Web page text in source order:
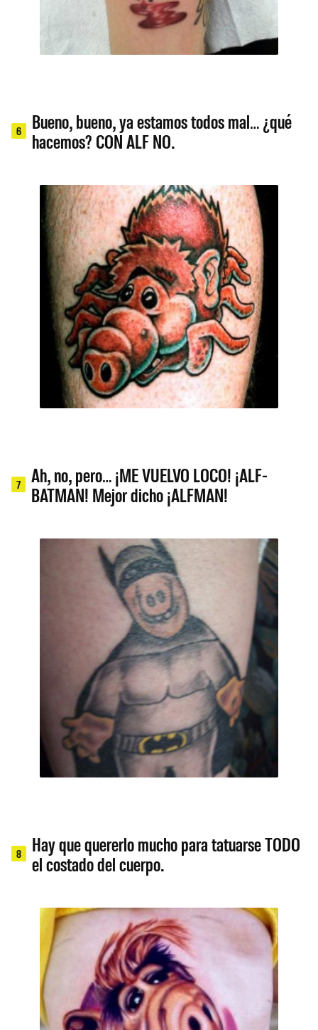
6
Bueno, bueno, ya estamos todos mal… ¿qué
hacemos? CON ALF NO.
7
Ah, no, pero… ¡ME VUELVO LOCO! ¡ALF-
BATMAN! Mejor dicho ¡ALFMAN!
8
Hay que quererlo mucho para tatuarse TODO
el costado del cuerpo.